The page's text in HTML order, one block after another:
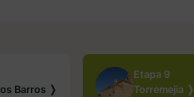
Barros ❭
Etapa 9
Torremejia ❭